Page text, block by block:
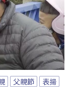
父親節 表揚